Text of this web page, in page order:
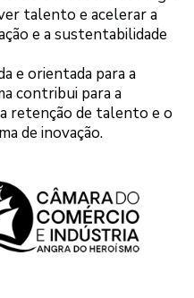
talento e acelerar a
e a sustentabilidade
e orientada para a
contribui para a
retenção de talento e o
de inovação.